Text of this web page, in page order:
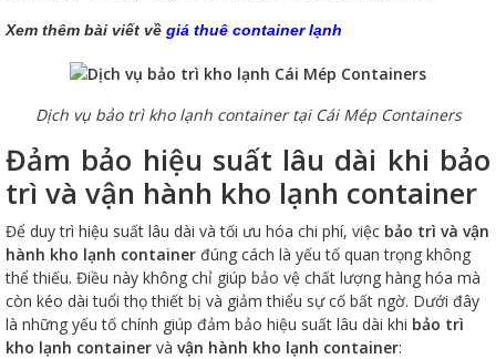
Xem thêm bài viết về giá thuê container lạnh
Dịch vụ bảo trì kho lạnh container tại Cái Mép Containers
Đảm bảo hiệu suất lâu dài khi bảo
trì và vận hành kho lạnh container
Để duy trì hiệu suất lâu dài và tối ưu hóa chi phí, việc bảo trì và vận
hành kho lạnh container đúng cách là yếu tố quan trọng không
thể thiếu. Điều này không chỉ giúp bảo vệ chất lượng hàng hóa mà
còn kéo dài tuổi thọ thiết bị và giảm thiểu sự cố bất ngờ. Dưới đây
là những yếu tố chính giúp đảm bảo hiệu suất lâu dài khi bảo trì
kho lạnh container và vận hành kho lạnh container: